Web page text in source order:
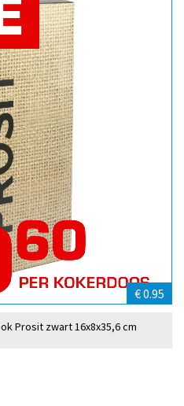
€ 0.95
Prosit zwart 16x8x35,6 cm